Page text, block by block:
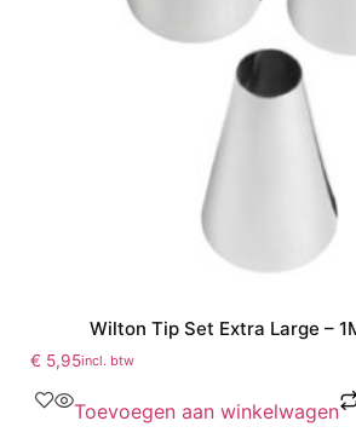
Wilton Tip Set Extra Large –
€ 5,95incl. btw
Toevoegen aan winkelwagen